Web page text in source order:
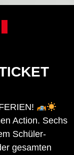
Action. Sechs
Schüler-
gesamten